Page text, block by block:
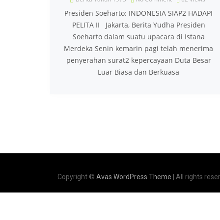
Presiden Soeharto: INDONESIA SIAP2 HADAPI
PELITA II Jakarta, Berita Yudha Presiden
Soeharto dalam suatu upacara di Istana
Merdeka Senin kemarin pagi telah menerima
penyerahan surat2 kepercayaan Duta Besar
Luar Biasa dan Berkuasa
Copyright © Avas WordPress Theme | All rights